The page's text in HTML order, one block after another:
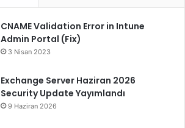
CNAME Validation Error in Intune
Admin Portal (Fix)
3 Nisan 2023
Exchange Server Haziran 2026
Security Update Yayımlandı
9 Haziran 2026